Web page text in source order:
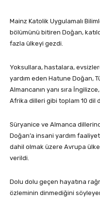
Mainz Katolik Uygulamalı
bölümünü bitiren Doğan,
fazla ülkeyi gezdi.
Yoksullara, hastalara,
yardım eden Hatune Doğan,
Almancanın yanı sıra
Afrika dilleri gibi toplam 10 dil
Süryanice ve Almanca
Doğan’a insani yardım
dahil olmak üzere Avrupa
verildi.
Dolu dolu geçen hayatına
özleminin dinmediğini